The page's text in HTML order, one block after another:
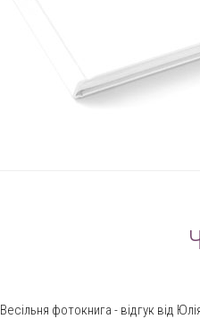
Весільня фотокнига - відгук від